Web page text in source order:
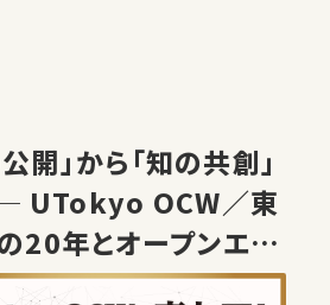
開」から「知の共創」
UTokyo OCW／東
20年とオープンエデ
ションの未来